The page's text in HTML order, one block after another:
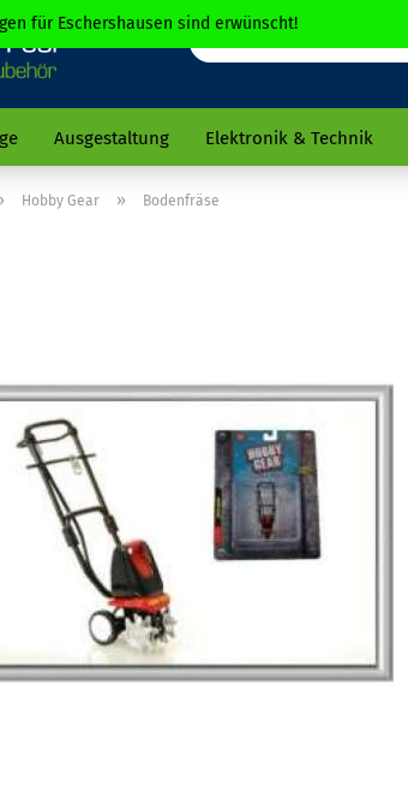
für Eschershausen sind erwünscht!
Ausgestaltung Elektronik & Technik
Hobby Gear » Bodenfräse